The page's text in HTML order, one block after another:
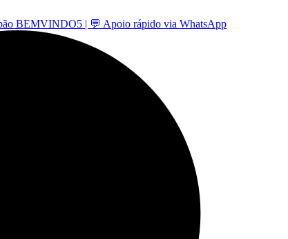
BEMVINDO5 | 💬 Apoio rápido via WhatsApp